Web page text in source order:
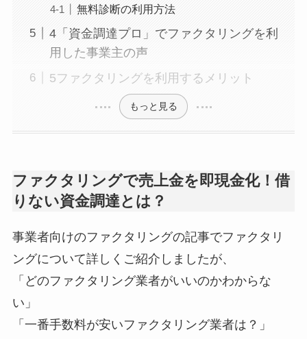
無料診断の利用方法
4「資金調達プロ」でファクタリングを利
用した事業主の声
5ファクタリングを利用するメリット
もっと見る
ファクタリングで売上金を即現金化！借
りない資金調達とは？
事業者向けのファクタリングの記事でファクタリ
ングについて詳しくご紹介しましたが、
「どのファクタリング業者がいいのかわからな
い」
「一番手数料が安いファクタリング業者は？」